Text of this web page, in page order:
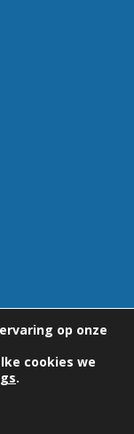
op onze
cookies we
.